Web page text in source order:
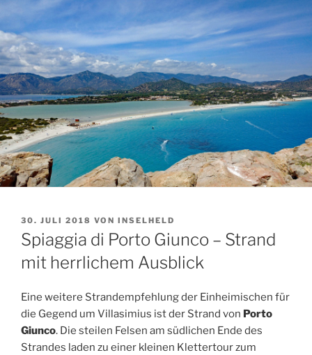
VERÖFFENTLICHT
AM
30. JULI 2018 VON INSELHELD
Spiaggia di Porto Giunco – Strand
mit herrlichem Ausblick
Eine weitere Strandempfehlung der Einheimischen für
die Gegend um Villasimius ist der Strand von Porto
Giunco. Die steilen Felsen am südlichen Ende des
Strandes laden zu einer kleinen Klettertour zum